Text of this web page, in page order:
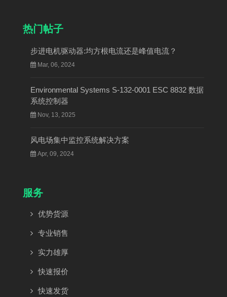
热门帖子
步进电机驱动器:均方根电流还是峰值电流？
Mar, 06, 2024
Environmental Systems S-132-0001 ESC 8832 数据
系统控制器
Nov, 13, 2025
风电场集中监控系统解决方案
Apr, 09, 2024
服务
优势货源
专业销售
实力雄厚
快速报价
快速发货